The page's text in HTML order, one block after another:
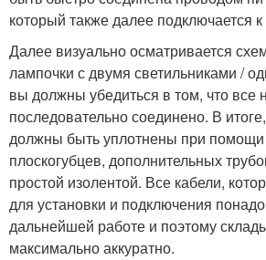
который также далее подключается
Далее визуально осматривается
лампочки с двумя светильниками /
вы должны убедиться в том, что все
последовательно соединено. В
должны быть уплотнены при
плоскогубцев, дополнительных
простой изолентой. Все кабели,
для установки и подключения
дальнейшей работе и поэтому
максимально аккуратно.